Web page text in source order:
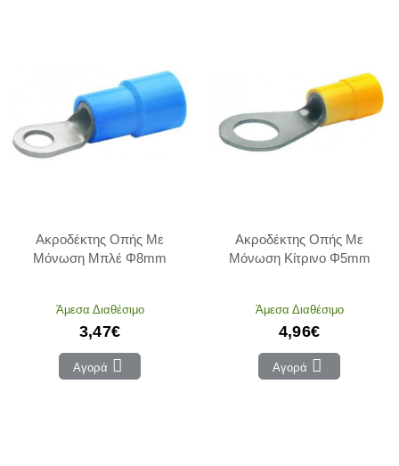
Ακροδέκτης Οπής Με
Μόνωση Μπλέ Φ8mm
Άμεσα Διαθέσιμο
3,47€
Αγορά
Ακροδέκτης Οπής Με
Μόνωση Κίτρινο Φ5mm
Άμεσα Διαθέσιμο
4,96€
Αγορά